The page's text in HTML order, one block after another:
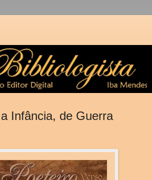
Infância, de Guerra